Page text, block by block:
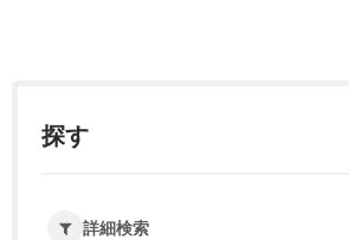
探す
詳細検索